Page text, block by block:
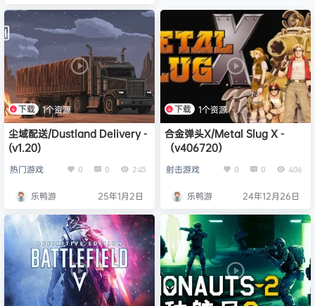
下载 1个资源
尘域配送/Dustland Delivery -
(v1.20)
热门游戏 0 0 245
乐鸭游 25年1月2日
下载 1个资源
合金弹头X/Metal Slug X -
（v406720）
射击游戏 0 0 406
乐鸭游 24年12月26日